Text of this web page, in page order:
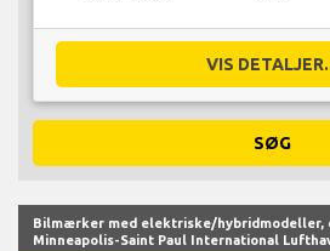
VIS
SØG
Bilmærker med elektriske/hybridmodeller,
Minneapolis-Saint Paul International